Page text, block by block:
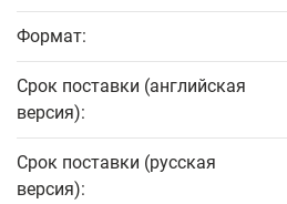
Формат:
Срок поставки (английская
версия):
Срок поставки (русская
версия):